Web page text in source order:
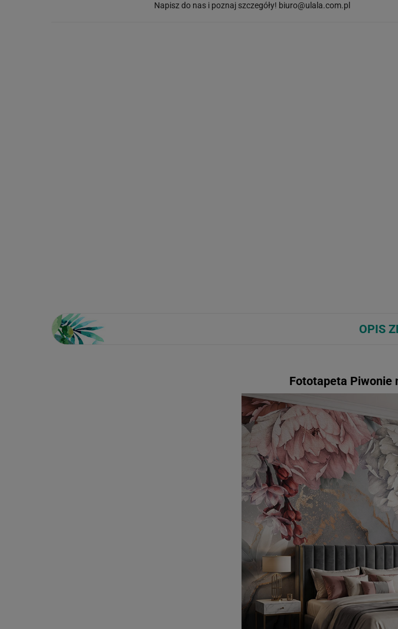
Napisz do nas i poznaj szczegóły! biuro@ulala.com.pl
OPIS
Fototapeta Piwonie